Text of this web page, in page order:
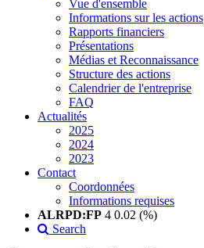
Vue d'ensemble
Informations sur les actions
Rapports financiers
Présentations
Médias et Reconnaissance
Structure des actions
Calendrier de l'entreprise
FAQ
Actualités
2025
2024
2023
Contact
Coordonnées
Informations requises
ALRPD:FP 4 0.02 (%)
Search